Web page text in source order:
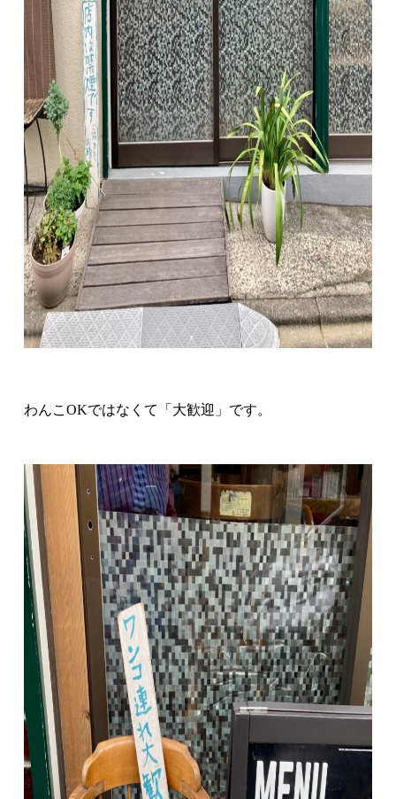
わんこ OKではなくて「大歓迎」です。